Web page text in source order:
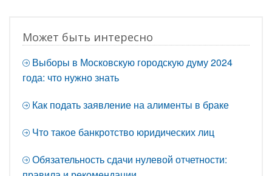
Может быть интересно
Выборы в Московскую городскую думу 2024
года: что нужно знать
Как подать заявление на алименты в браке
Что такое банкротство юридических лиц
Обязательность сдачи нулевой отчетности: